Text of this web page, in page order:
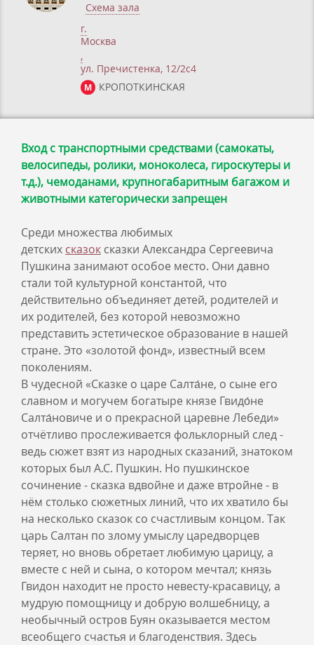
Схема зала
г.
Москва
,
ул. Пречистенка, 12/2c4
М КРОПОТКИНСКАЯ
Вход с транспортными средствами (самокаты,
велосипеды, ролики, моноколеса, гироскутеры и
т.д.), чемоданами, крупногабаритным багажом и
животными категорически запрещен
Среди множества любимых
детских сказок сказки Александра Сергеевича
Пушкина занимают особое место. Они давно
стали той культурной константой, что
действительно объединяет детей, родителей и
их родителей, без которой невозможно
представить эстетическое образование в нашей
стране. Это «золотой фонд», известный всем
поколениям.
В чудесной «Сказке о царе Салта́не, о сыне его
славном и могучем богатыре князе Гвидо́не
Салта́новиче и о прекрасной царевне Лебеди»
отчётливо прослеживается фольклорный след -
ведь сюжет взят из народных сказаний, знатоком
которых был А.С. Пушкин. Но пушкинское
сочинение - сказка вдвойне и даже втройне - в
нём столько сюжетных линий, что их хватило бы
на несколько сказок со счастливым концом. Так
царь Салтан по злому умыслу царедворцев
теряет, но вновь обретает любимую царицу, а
вместе с ней и сына, о котором мечтал; князь
Гвидон находит не просто невесту-красавицу, а
мудрую помощницу и добрую волшебницу, а
необычный остров Буян оказывается местом
всеобщего счастья и благоденствия. Здесь